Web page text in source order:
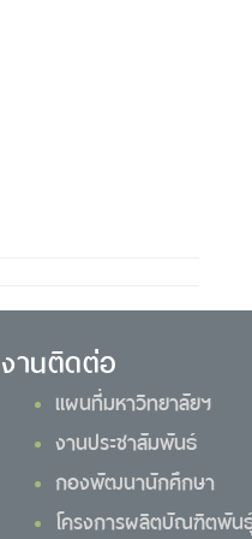
งานติดต่อ
แผนที่มหาวิทยาลัยฯ
งานประชาสัมพันธ์
กองพัฒนานักศึกษา
โครงการผลิตบัณฑิตพัน